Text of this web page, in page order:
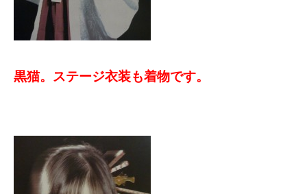
黒猫。ステージ衣装も着物です。